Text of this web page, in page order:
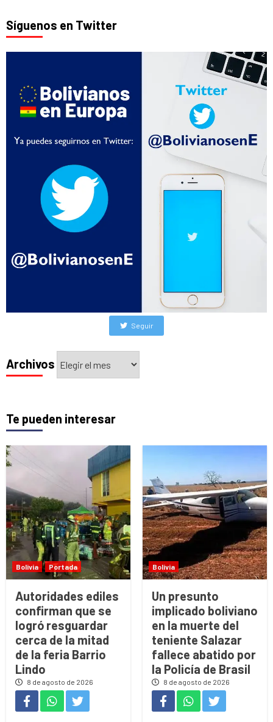
Síguenos en Twitter
Seguir
Archivos
Archivos
Te pueden interesar
Bolivia Portada
Autoridades ediles
confirman que se
logró resguardar
cerca de la mitad
de la feria Barrio
Lindo
8 de agosto de 2026
Bolivia
Un presunto
implicado boliviano
en la muerte del
teniente Salazar
fallece abatido por
la Policía de Brasil
8 de agosto de 2026